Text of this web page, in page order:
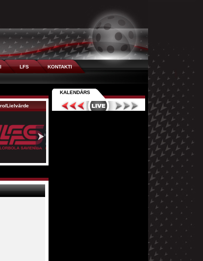
LFS
KONTAKTI
Lielvārde Līgatne/Pīlādži
KALENDĀRS